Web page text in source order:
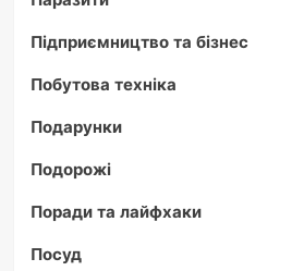
Підприємництво та бізнес
Побутова техніка
Подарунки
Подорожі
Поради та лайфхаки
Посуд